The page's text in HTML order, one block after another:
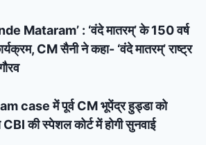
Mataram’ : ‘वंदे मातरम्’ के 150 वर्ष
CM सैनी ने कहा- ‘वंदे मातरम्’ राष्ट्र
case में पूर्व CM भूपेंद्र हुड्डा को
की स्पेशल कोर्ट में होगी सुनवाई